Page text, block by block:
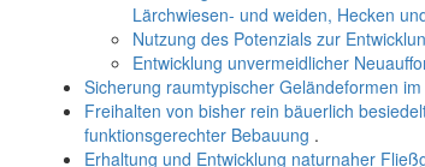
Lärchwiesen- und weiden, Hecken
Nutzung des Potenzials zur
Entwicklung unvermeidlicher
Sicherung raumtypischer Geländeformen
Freihalten von bisher rein bäuerlich
funktionsgerechter Bebauung .
Erhaltung und Entwicklung naturnaher